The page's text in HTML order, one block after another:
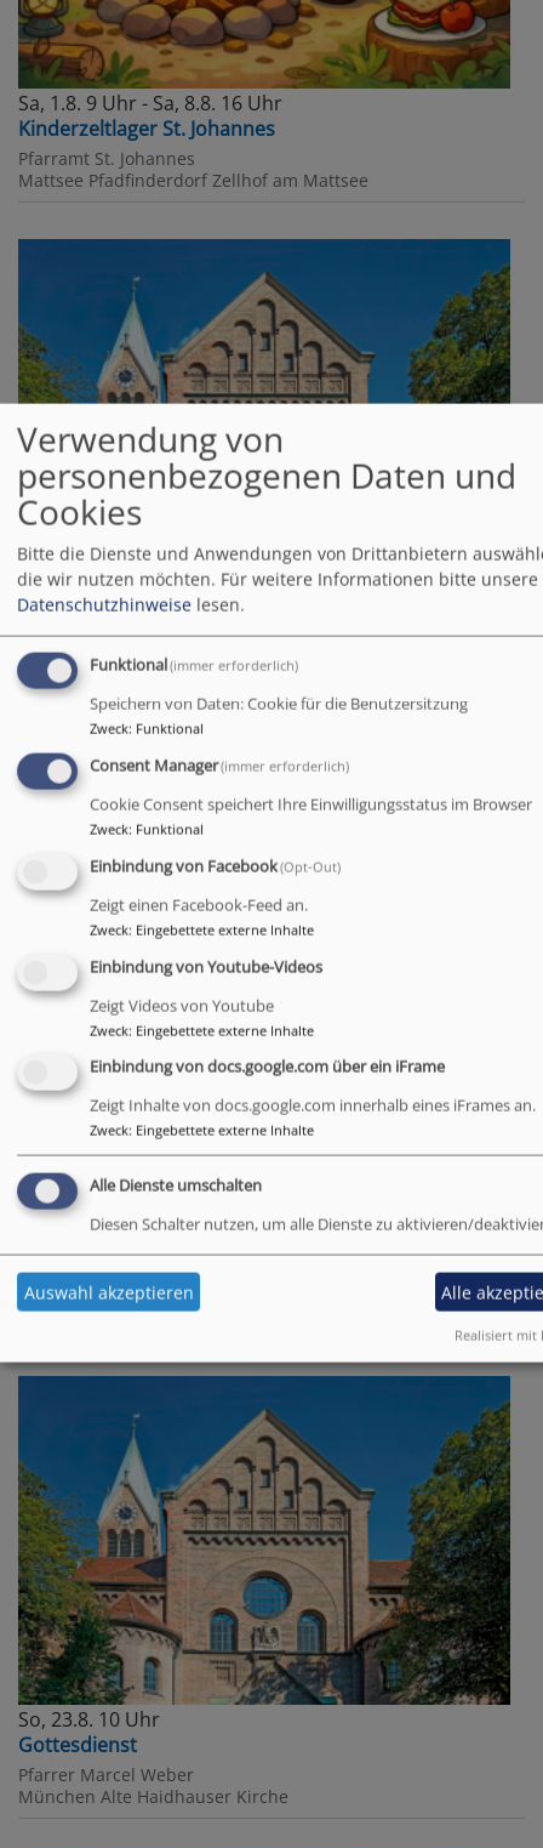
Sa, 1.8. 9 Uhr - Sa, 8.8. 16 Uhr
Kinderzeltlager St. Johannes
Pfarramt St. Johannes
Mattsee Pfadfinderdorf Zellhof am Mattsee
So, 9.8. 10 Uhr
Gottesdienst
Pfarrerin Nina Spehr
München Alte Haidhauser Kirche
So, 16.8. 10 Uhr
Gottesdienst
Pfarrer Arthur Stenglein
München Alte Haidhauser Kirche
Konzert: "Lebensstufen" - Kantatenchor München
Kantatenchor München
München Alte Haidhauser Kirche
So, 23.8. 10 Uhr
Gottesdienst
Pfarrer Marcel Weber
München Alte Haidhauser Kirche
Verwendung von
personenbezogenen Daten und
Cookies
Bitte die Dienste und Anwendungen von Drittanbietern
die wir nutzen möchten. Für weitere Informationen bitte unsere
Datenschutzhinweise lesen.
Funktional(immer erforderlich)
Speichern von Daten: Cookie für die Benutzersitzung
Zweck: Funktional
Consent Manager(immer erforderlich)
Cookie Consent speichert Ihre Einwilligungsstatus im Browser
Zweck: Funktional
Einbindung von Facebook(Opt-Out)
Zeigt einen Facebook-Feed an.
Zweck: Eingebettete externe Inhalte
Einbindung von Youtube-Videos
Zeigt Videos von Youtube
Zweck: Eingebettete externe Inhalte
Einbindung von docs.google.com über ein iFrame
Zeigt Inhalte von docs.google.com innerhalb eines iFrames an.
Zweck: Eingebettete externe Inhalte
Alle Dienste umschalten
Diesen Schalter nutzen, um alle Dienste zu aktivieren/
Auswahl akzeptieren Alle
Realisiert mit